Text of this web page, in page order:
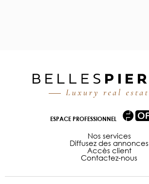
ESPACE PROFESSIONNEL
Nos services
Diffusez des annonces
Accès client
Contactez-nous